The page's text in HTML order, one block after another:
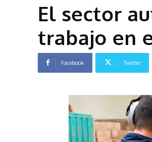
El sector
trabajo en
Facebook Twitter